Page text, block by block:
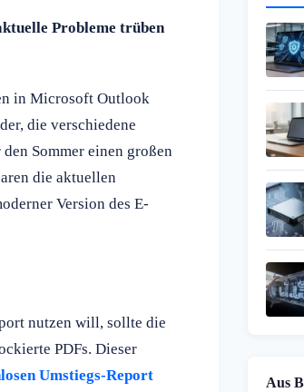
Probleme trüben
in Microsoft Outlook
die verschiedene
Sommer einen großen
die aktuellen
Version des E-
nutzen will, sollte die
PDFs. Dieser
Umstiegs-Report
Aus